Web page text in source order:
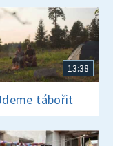
13:38
tábořit